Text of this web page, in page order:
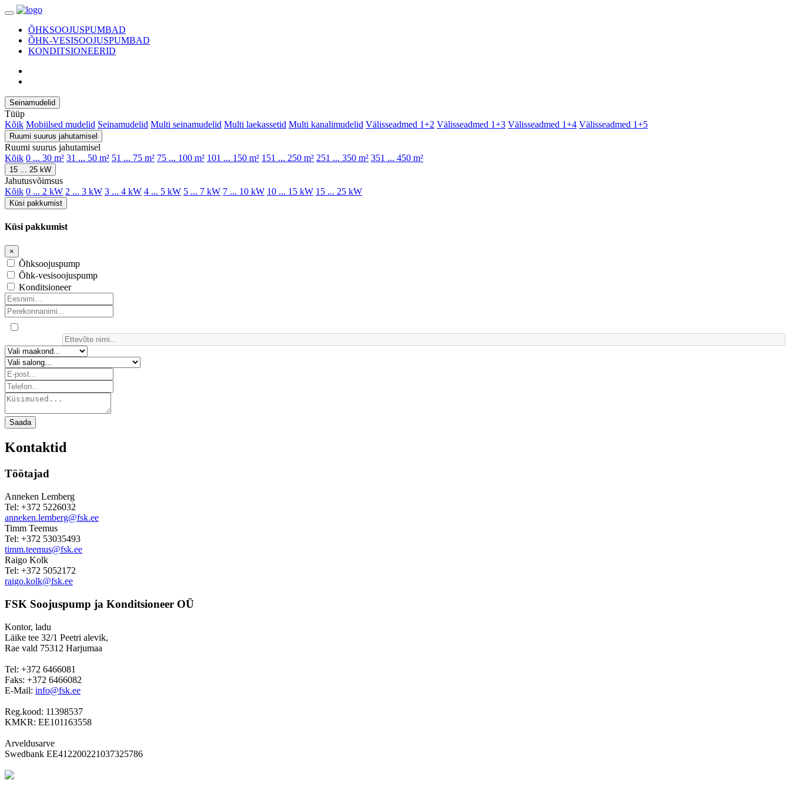
ÕHKSOOJUSPUMBAD
ÕHK-VESISOOJUSPUMBAD
KONDITSIONEERID
Seinamudelid
Tüüp
Kõik Mobiilsed mudelid Seinamudelid Multi seinamudelid Multi laekassetid Multi kanalimudelid Välisseadmed 1+2 Välisseadmed 1+3 Välisseadmed 1+4 Välisseadmed 1+5
Ruumi suurus jahutamisel
Ruumi suurus jahutamisel
Kõik 0 ... 30 m² 31 ... 50 m² 51 ... 75 m² 75 ... 100 m² 101 ... 150 m² 151 ... 250 m² 251 ... 350 m² 351 ... 450 m²
15 ... 25 kW
Jahutusvõimsus
Kõik 0 ... 2 kW 2 ... 3 kW 3 ... 4 kW 4 ... 5 kW 5 ... 7 kW 7 ... 10 kW 10 ... 15 kW 15 ... 25 kW
Küsi pakkumist
Küsi pakkumist
×
Õhksoojuspump
Õhk-vesisoojuspump
Konditsioneer
Saada
Kontaktid
Töötajad
Anneken Lemberg
Tel: +372 5226032
anneken.lemberg@fsk.ee
Timm Teemus
Tel: +372 53035493
timm.teemus@fsk.ee
Raigo Kolk
Tel: +372 5052172
raigo.kolk@fsk.ee
FSK Soojuspump ja Konditsioneer OÜ
Kontor, ladu
Läike tee 32/1 Peetri alevik,
Rae vald 75312 Harjumaa
Tel: +372 6466081
Faks: +372 6466082
E-Mail: info@fsk.ee
Reg.kood: 11398537
KMKR: EE101163558
Arveldusarve
Swedbank EE412200221037325786